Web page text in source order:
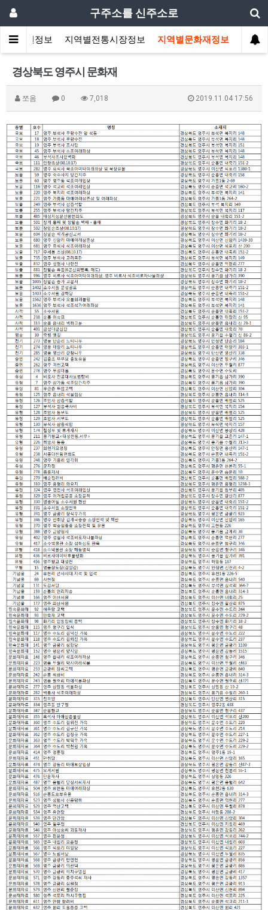
구주소를 신주소로
시공원정보 지역별전통시장정보 지역별문화재정보
경상북도 영주시 문화재
쪼옴 0 7,018 2019.11.04 17:56